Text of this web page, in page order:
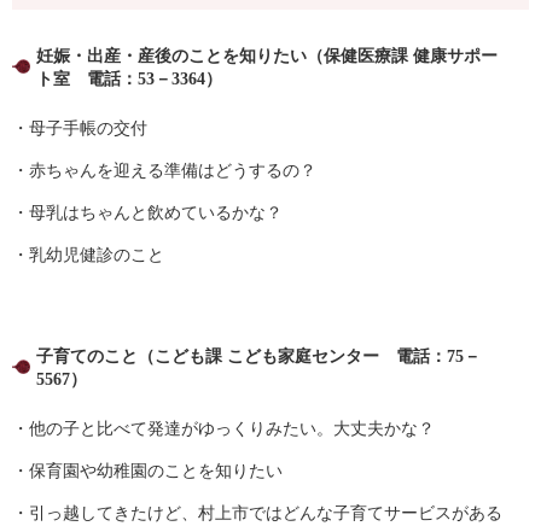
妊娠・出産・産後のことを知りたい（保健医療課 健康サポー
ト室 電話：53－3364）
・母子手帳の交付
・赤ちゃんを迎える準備はどうするの？
・母乳はちゃんと飲めているかな？
・乳幼児健診のこと
子育てのこと（こども課 こども家庭センター 電話：75－
5567）
・他の子と比べて発達がゆっくりみたい。大丈夫かな？
・保育園や幼稚園のことを知りたい
・引っ越してきたけど、村上市ではどんな子育てサービスがある